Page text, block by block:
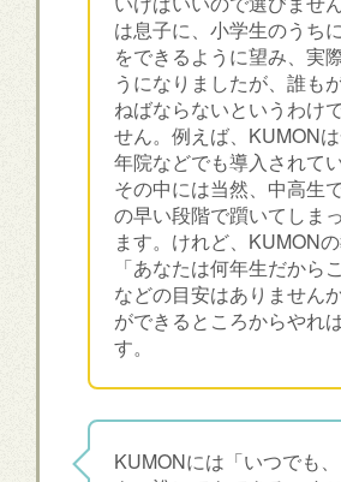
は息子に、小学生のうち
をできるように望み、実
うになりましたが、誰も
ねばならないというわけ
せん。例えば、KUMON
年院などでも導入されてい
その中には当然、中高生
の早い段階で躓いてしま
ます。けれど、KUMON
「あなたは何年生だから
などの目安はありません
ができるところからやれ
す。
KUMONには「いつでも